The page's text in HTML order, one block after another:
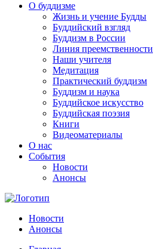
О буддизме
Жизнь и учение Будды
Буддийский взгляд
Буддизм в России
Линия преемственности
Наши учителя
Медитация
Практический буддизм
Буддизм и наука
Буддийское искусство
Буддийская поэзия
Книги
Видеоматериалы
О нас
События
Новости
Анонсы
Новости
Анонсы